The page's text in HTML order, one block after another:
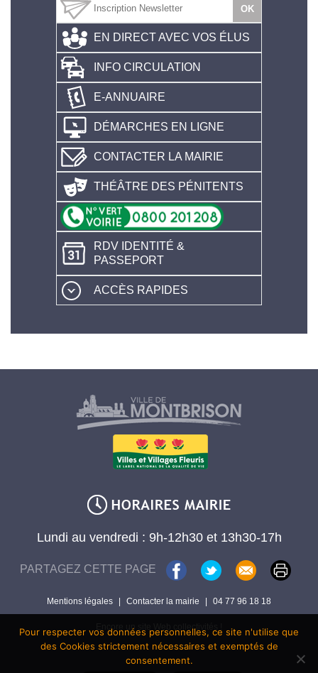
EN DIRECT AVEC VOS ÉLUS
INFO CIRCULATION
E-ANNUAIRE
DÉMARCHES EN LIGNE
CONTACTER LA MAIRIE
THÉÂTRE DES PÉNITENTS
RDV IDENTITÉ &
PASSEPORT
ACCÈS RAPIDES
Lundi au vendredi : 9h-12h30 et 13h30-17h
PARTAGEZ CETTE PAGE
Mentions légales | Contacter la mairie | 04 77 96 18 18
Encore un site Web collectivités !
Pour respecter vos données personnelles, ce site n'utilise que
des Cookies strictement nécessaires et exemptés de
consentement.